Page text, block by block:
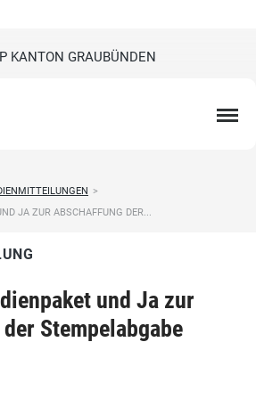
KANTON GRAUBÜNDEN
>
JA ZUR ABSCHAFFUNG DER...
und Ja zur
Stempelabgabe